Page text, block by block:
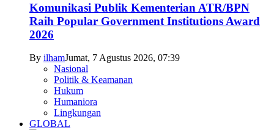
Komunikasi Publik Kementerian ATR/BPN
Raih Popular Government Institutions Award
2026
By ilhamJumat, 7 Agustus 2026, 07:39
Nasional
Politik & Keamanan
Hukum
Humaniora
Lingkungan
GLOBAL